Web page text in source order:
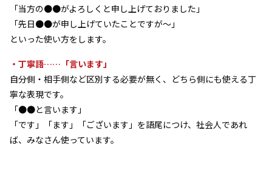
「当方の●●がよろしくと申し上げておりました」
「先日●●が申し上げていたことですが～」
といった使い方をします。
・丁寧語……「言います」
自分側・相手側など区別する必要が無く、どちら側にも使える丁
寧な表現です。
「●●と言います」
「です」「ます」「ございます」を語尾につけ、社会人であれ
ば、みなさん使っています。